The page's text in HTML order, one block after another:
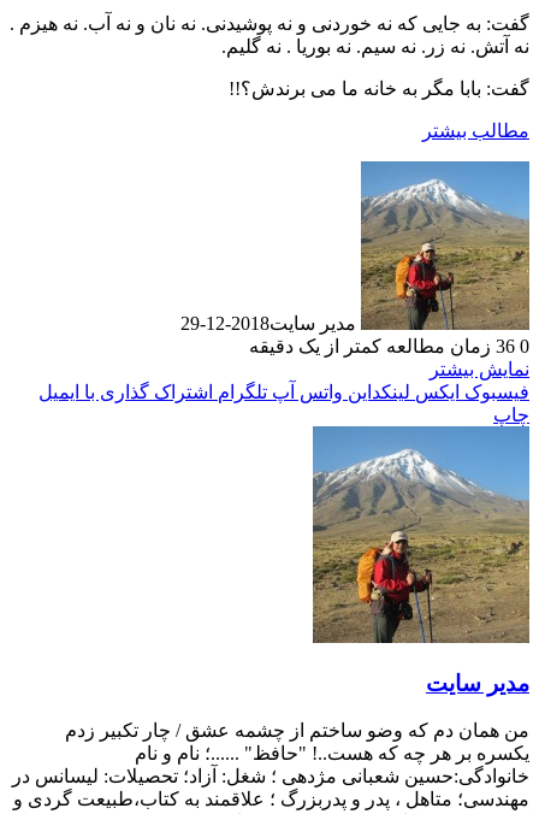
گفت: به جایی که نه خوردنی و نه پوشیدنی. نه نان و نه آب. نه هیزم .
نه آتش. نه زر. نه سیم. نه بوریا . نه گلیم.
گفت: بابا مگر به خانه ما می برندش؟!!
مطالب بیشتر
مدیر سایت2018-12-29
0
زمان مطالعه کمتر از یک دقیقه
نمایش بیشتر
فیسبوک ایکس لینکداین واتس آپ تلگرام اشتراک گذاری با ایمیل
چاپ
مدیر سایت
من همان دم که وضو ساختم از چشمه عشق / چار تکبیر زدم
یکسره بر هر چه که هست..! "حافظ" ......؛ نام و نام
خانوادگی:حسین شعبانی مژدهی ؛ شغل: آزاد؛ تحصیلات: لیسانس در
مهندسی؛ متاهل ، پدر و پدربزرگ ؛ علاقمند به کتاب،طبیعت گردی و